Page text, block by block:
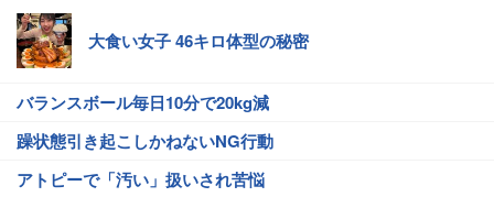
大食い女子 46キロ体型の秘密
バランスボール毎日10分で20kg減
躁状態引き起こしかねないNG行動
アトピーで「汚い」扱いされ苦悩